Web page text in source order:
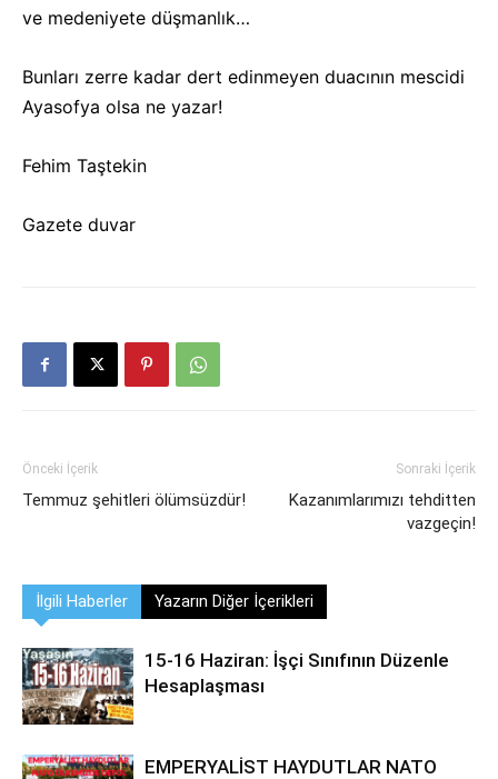
ve medeniyete düşmanlık…
Bunları zerre kadar dert edinmeyen duacının mescidi
Ayasofya olsa ne yazar!
Fehim Taştekin
Gazete duvar
Önceki İçerik
Temmuz şehitleri ölümsüzdür!
Sonraki İçerik
Kazanımlarımızı tehditten
vazgeçin!
İlgili Haberler Yazarın Diğer İçerikleri
15-16 Haziran: İşçi Sınıfının Düzenle
Hesaplaşması
EMPERYALİST HAYDUTLAR NATO